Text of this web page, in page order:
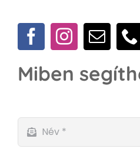
Miben